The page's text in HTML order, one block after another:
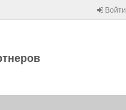
Войти